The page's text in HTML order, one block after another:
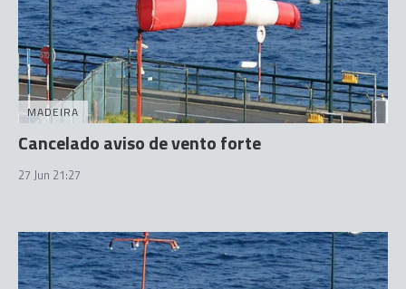
MADEIRA
Cancelado aviso de vento forte
27 Jun 21:27